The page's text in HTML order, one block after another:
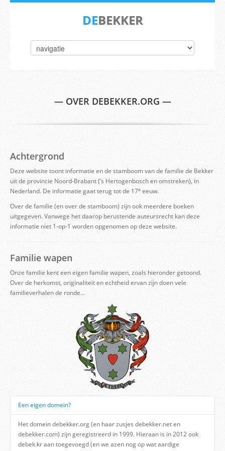
DEBEKKER
— OVER DEBEKKER.ORG —
Achtergrond
Deze website toont informatie en de stamboom van de familie de Bekker
uit de provincie Noord-Brabant (’s Hertogenbosch en omstreken), in
Nederland. De informatie gaat terug tot de 17e eeuw.
Over de familie (en over de stamboom) zijn ook meerdere boeken
uitgegeven. Vanwege het daarop berustende auteursrecht kan deze
informatie niet 1-op-1 worden opgenomen op deze website.
Familie wapen
Onze familie kent een eigen familie wapen, zoals hieronder getoond.
Over de herkomst, originaliteit en echtheid ervan zijn doen vele
familieverhalen de ronde...
Een eigen domein?
Het domein debekker.org (en haar zusjes debekker.net en
debekker.com) zijn geregistreerd in 1999. Hieraan is in 2012 ook
debek.kr aan toegevoegd (en we azen nog op wat aardige